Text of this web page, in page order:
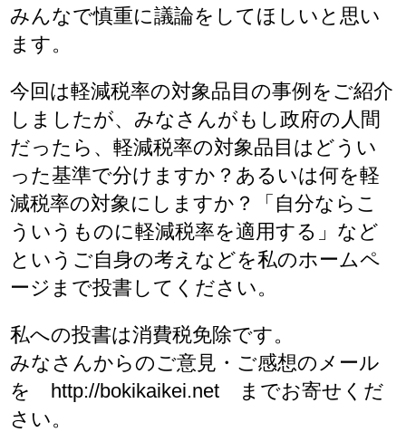
みんなで慎重に議論をしてほしいと思い
ます。
今回は軽減税率の対象品目の事例をご紹介
しましたが、みなさんがもし政府の人間
だったら、軽減税率の対象品目はどうい
った基準で分けますか？あるいは何を軽
減税率の対象にしますか？「自分ならこ
ういうものに軽減税率を適用する」など
というご自身の考えなどを私のホームペ
ージまで投書してください。
私への投書は消費税免除です。
みなさんからのご意見・ご感想のメール
を http://bokikaikei.net までお寄せくだ
さい。